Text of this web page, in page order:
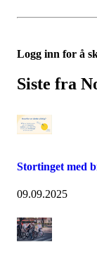
Logg inn for å
Siste fra
Stortinget med
09.09.2025